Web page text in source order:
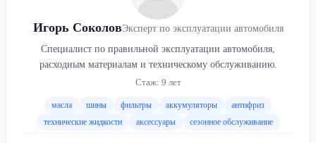
Игорь СоколовЭксперт по эксплуатации автомобиля
Специалист по правильной эксплуатации автомобиля,
расходным материалам и техническому обслуживанию.
Стаж: 9 лет
масла шины фильтры аккумуляторы
антифриз
технические жидкости
аксессуары сезонное обслуживание